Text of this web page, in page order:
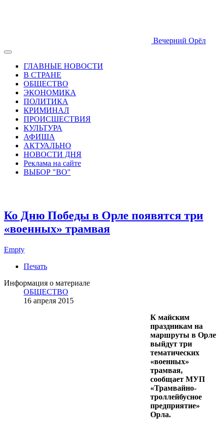
Вечерний Орёл
ГЛАВНЫЕ НОВОСТИ
В СТРАНЕ
ОБЩЕСТВО
ЭКОНОМИКА
ПОЛИТИКА
КРИМИНАЛ
ПРОИСШЕСТВИЯ
КУЛЬТУРА
АФИША
АКТУАЛЬНО
НОВОСТИ ДНЯ
Реклама на сайте
ВЫБОР "ВО"
Ко Дню Победы в Орле появятся три
«военных» трамвая
Empty
Печать
Информация о материале
ОБЩЕСТВО
16 апреля 2015
К майским
праздникам на
маршруты в Орле
выйдут три
тематических
«военных»
трамвая,
сообщает МУП
«Трамвайно-
троллейбусное
предприятие»
Орла.